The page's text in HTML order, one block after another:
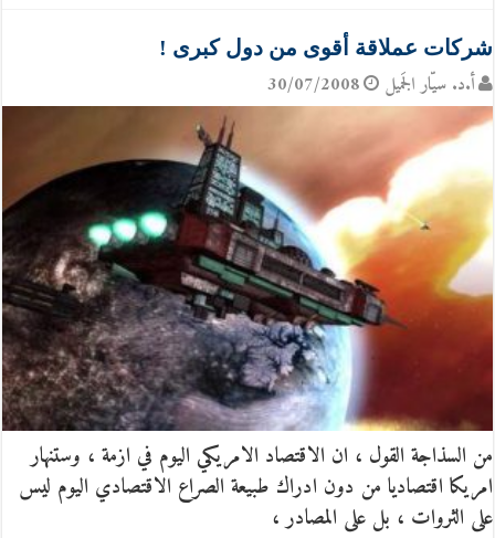
شركات عملاقة أقوى من دول كبرى !
أ.د. سيّار الجَميل 30/07/2008
من السذاجة القول ، ان الاقتصاد الامريكي اليوم في ازمة ، وستنهار
امريكا اقتصاديا من دون ادراك طبيعة الصراع الاقتصادي اليوم ليس
على الثروات ، بل على المصادر ،